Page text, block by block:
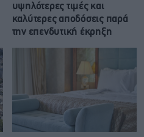
υψηλότερες τιμές και
καλύτερες αποδόσεις παρά
την επενδυτική έκρηξη